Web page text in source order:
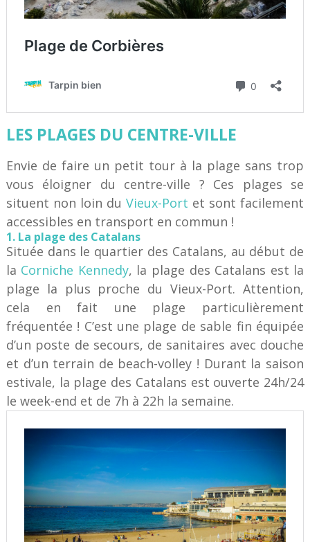
LES PLAGES DU CENTRE-VILLE
Envie de faire un petit tour à la plage sans trop
vous éloigner du centre-ville ? Ces plages se
situent non loin du Vieux-Port et sont facilement
accessibles en transport en commun !
1. La plage des Catalans
Située dans le quartier des Catalans, au début de
la Corniche Kennedy, la plage des Catalans est la
plage la plus proche du Vieux-Port. Attention,
cela en fait une plage particulièrement
fréquentée ! C’est une plage de sable fin équipée
d’un poste de secours, de sanitaires avec douche
et d’un terrain de beach-volley ! Durant la saison
estivale, la plage des Catalans est ouverte 24h/24
le week-end et de 7h à 22h la semaine.